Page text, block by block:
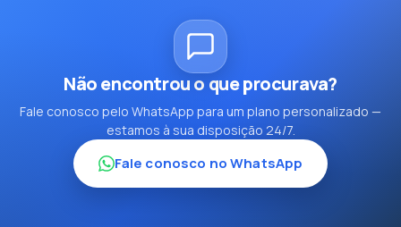
Não encontrou o que procurava?
Fale conosco pelo WhatsApp para um plano personalizado —
estamos à sua disposição 24/7.
Fale conosco no WhatsApp